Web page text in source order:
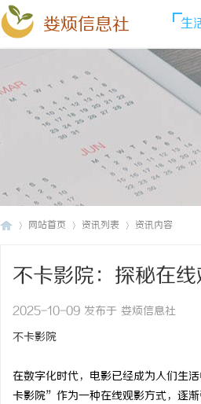
娄烦信息社 生
网站首页 资讯列表 资讯内容
不卡影院：探秘在
2025-10-09 发布于 娄烦信息社
不卡影院
在数字化时代，电影已经成为人们生
卡影院”作为一种在线观影方式，逐渐